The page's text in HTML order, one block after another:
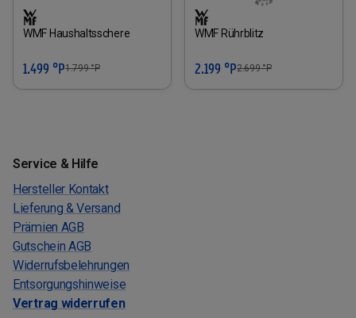
WMF Haushaltsschere
1.499 °P1.799°P
WMF Rührblitz
2.199 °P2.699°P
Service & Hilfe
Hersteller Kontakt
Lieferung & Versand
Prämien AGB
Gutschein AGB
Widerrufsbelehrungen
Entsorgungshinweise
Vertrag widerrufen